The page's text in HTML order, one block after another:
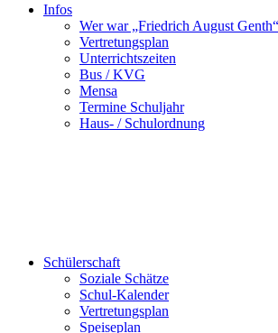
Infos
Wer war „Friedrich August
Vertretungsplan
Unterrichtszeiten
Bus / KVG
Mensa
Termine Schuljahr
Haus- / Schulordnung
Schülerschaft
Soziale Schätze
Schul-Kalender
Vertretungsplan
Speiseplan